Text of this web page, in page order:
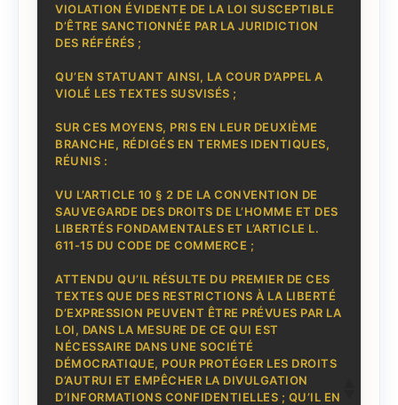
VIOLATION ÉVIDENTE DE LA LOI SUSCEPTIBLE
D’ÊTRE SANCTIONNÉE PAR LA JURIDICTION
DES RÉFÉRÉS ;
QU’EN STATUANT AINSI, LA COUR D’APPEL A
VIOLÉ LES TEXTES SUSVISÉS ;
SUR CES MOYENS, PRIS EN LEUR DEUXIÈME
BRANCHE, RÉDIGÉS EN TERMES IDENTIQUES,
RÉUNIS :
VU L’ARTICLE 10 § 2 DE LA CONVENTION DE
SAUVEGARDE DES DROITS DE L’HOMME ET DES
LIBERTÉS FONDAMENTALES ET L’ARTICLE L.
611-15 DU CODE DE COMMERCE ;
ATTENDU QU’IL RÉSULTE DU PREMIER DE CES
TEXTES QUE DES RESTRICTIONS À LA LIBERTÉ
D’EXPRESSION PEUVENT ÊTRE PRÉVUES PAR LA
LOI, DANS LA MESURE DE CE QUI EST
NÉCESSAIRE DANS UNE SOCIÉTÉ
DÉMOCRATIQUE, POUR PROTÉGER LES DROITS
D’AUTRUI ET EMPÊCHER LA DIVULGATION
D’INFORMATIONS CONFIDENTIELLES ; QU’IL EN